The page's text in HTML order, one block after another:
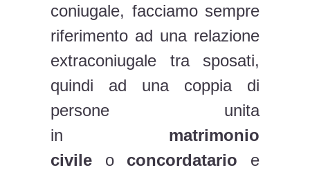
coniugale, facciamo sempre
riferimento ad una relazione
extraconiugale tra sposati,
quindi ad una coppia di
persone unita
in matrimonio
civile o concordatario e